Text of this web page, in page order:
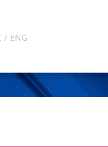
/ ENG